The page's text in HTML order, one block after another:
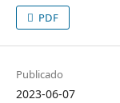
PDF
Publicado
2023-06-07